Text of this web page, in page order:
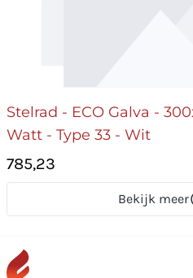
Stelrad - ECO Galva -
Watt - Type 33 - Wit
785,23
Bekijk meer